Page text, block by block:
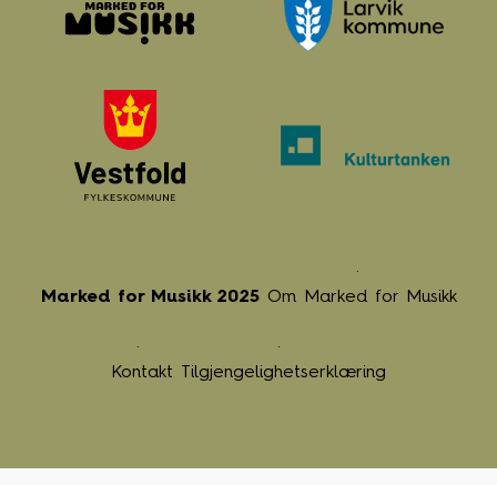
Marked for Musikk 2025 Om Marked for Musikk
Kontakt Tilgjengelighetserklæring